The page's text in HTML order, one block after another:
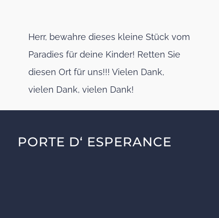
Herr, bewahre dieses kleine Stück vom
Paradies für deine Kinder! Retten Sie
diesen Ort für uns!!! Vielen Dank,
vielen Dank, vielen Dank!
PORTE D‘ ESPERANCE